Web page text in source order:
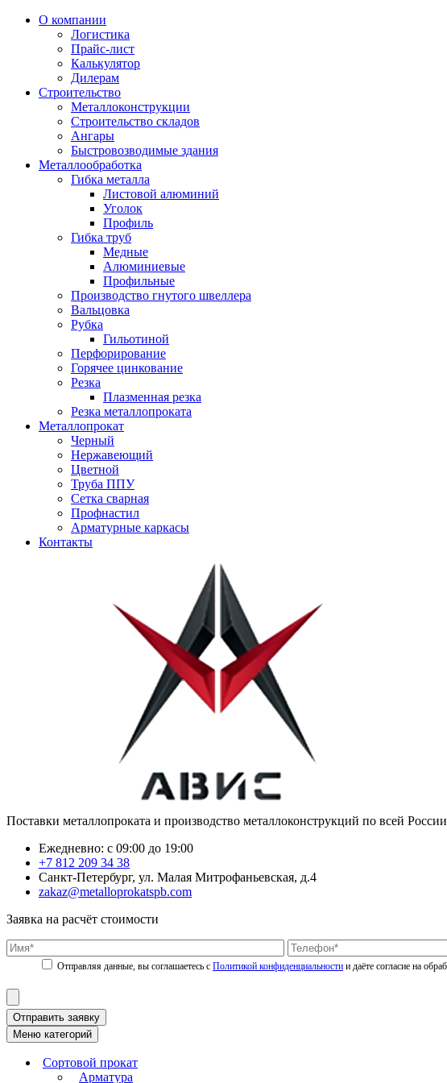
О компании
Логистика
Прайс-лист
Калькулятор
Дилерам
Строительство
Металлоконструкции
Строительство складов
Ангары
Быстровозводимые здания
Металлообработка
Гибка металла
Листовой алюминий
Уголок
Профиль
Гибка труб
Медные
Алюминиевые
Профильные
Производство гнутого швеллера
Вальцовка
Рубка
Гильотиной
Перфорирование
Горячее цинкование
Резка
Плазменная резка
Резка металлопроката
Металлопрокат
Черный
Нержавеющий
Цветной
Труба ППУ
Сетка сварная
Профнастил
Арматурные каркасы
Контакты
Поставки металлопроката и производство металлоконструкций по всей России
Ежедневно: с 09:00 до 19:00
+7 812 209 34 38
Санкт-Петербург, ул. Малая Митрофаньевская, д.4
zakaz@metalloprokatspb.com
Заявка на расчёт стоимости
Политикой конфиденциальности
Отправить заявку
Меню категорий
Сортовой прокат
Арматура